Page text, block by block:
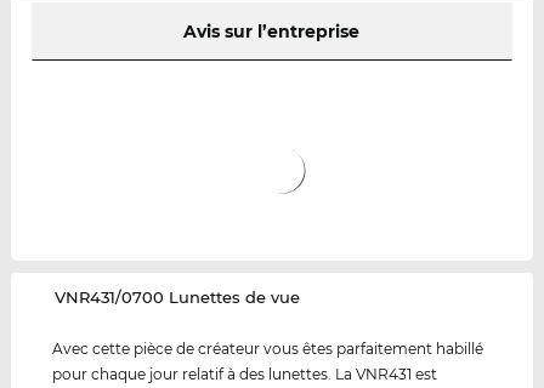
Avis sur l’entreprise
‌VNR431/0700 Lunettes de vue
Avec cette pièce de créateur vous êtes parfaitement habillé
pour chaque jour relatif à des lunettes. La VNR431 est